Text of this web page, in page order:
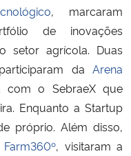
, marcaram
de inovações
setor agrícola. Duas
da Arena
com o SebraeX que
Enquanto a Startup
próprio. Além disso,
Farm360º, visitaram a